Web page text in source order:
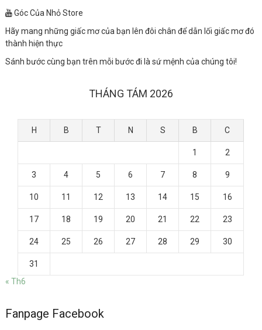
Góc Của Nhỏ Store
Hãy mang những giấc mơ của bạn lên đôi chân để dẫn lối giấc mơ đó
thành hiện thực
Sánh bước cùng bạn trên mỗi bước đi là sứ mệnh của chúng tôi!
THÁNG TÁM 2026
H B T N S B C
1 2
3 4 5 6 7 8 9
10 11 12 13 14 15 16
17 18 19 20 21 22 23
24 25 26 27 28 29 30
31
« Th6
Fanpage Facebook